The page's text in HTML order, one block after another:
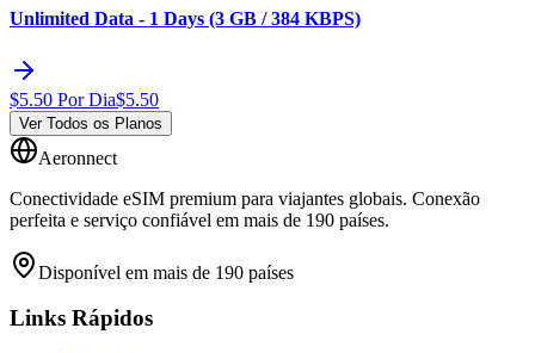
Unlimited Data - 1 Days (3 GB / 384 KBPS)
$5.50 Por Dia$5.50
Ver Todos os Planos
Aeronnect
Conectividade eSIM premium para viajantes globais. Conexão
perfeita e serviço confiável em mais de 190 países.
Disponível em mais de 190 países
Links Rápidos